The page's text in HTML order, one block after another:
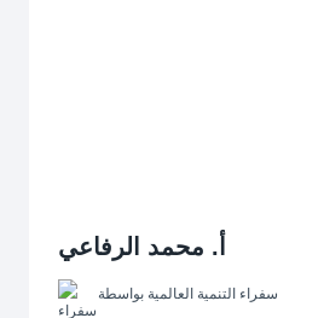
أ. محمد الرفاعي
بواسطة سفراء التنمية العالمية